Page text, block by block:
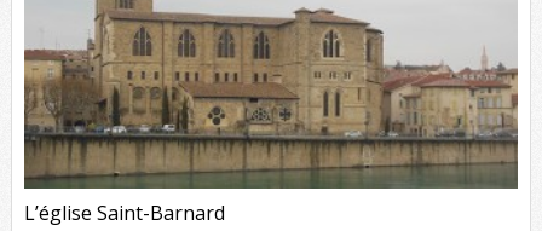
L’église Saint-Barnard